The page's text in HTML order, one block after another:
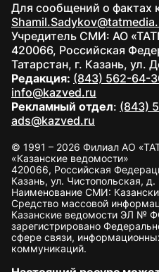
Для сообщений о фактах
Учредитель СМИ: АО
420066, Российская
Татарстан, г. Казань, ул.
Редакция: (843) 562-64-
info@kazved.ru
Рекламный отдел: (843)
ads@kazved.ru
© 1991 – 2026 Филиал АО
«Казанские ведомости»
420066, Российская
Казань, ул. Чистопольская, д.
Наименование СМИ:
Средство массовой
Казанские ведомости ЭЛ №
зарегистрировано
сфере связи,
коммуникаций.